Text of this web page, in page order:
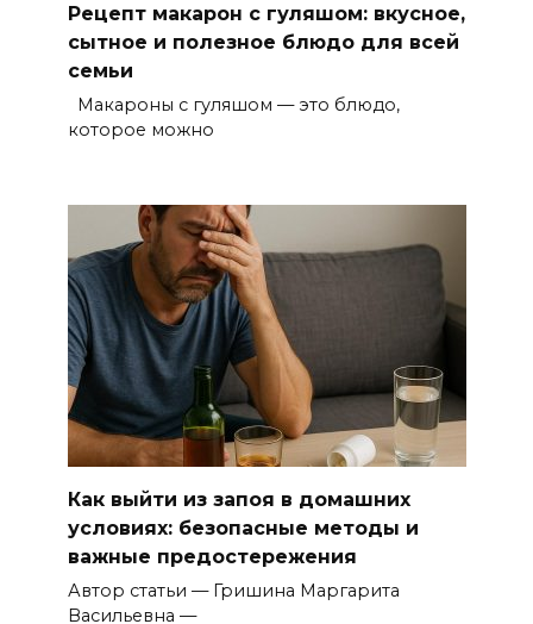
Рецепт макарон с гуляшом: вкусное,
сытное и полезное блюдо для всей
семьи
Макароны с гуляшом — это блюдо,
которое можно
Как выйти из запоя в домашних
условиях: безопасные методы и
важные предостережения
Автор статьи — Гришина Маргарита
Васильевна —